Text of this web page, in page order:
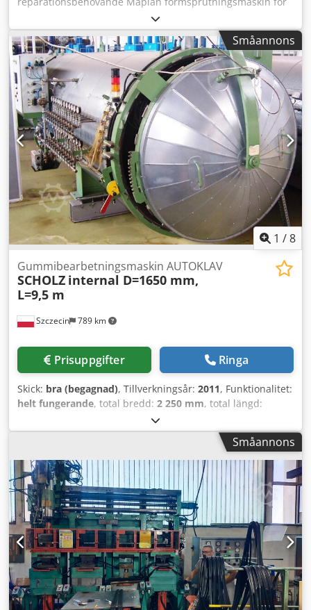
elastomerer finns tillgänglig. Konstruktionstyp: hydraulisk
vertikalpress, hydrauloljetyp: ISO VH 46 HLP,
hydrauloljevolym: ca 600l, max hydraultryck: 250bar,
värmepatron-diameter: 25mm, isolerplattans tjocklek:
14mm, max arbetstemperatur: 250°C, L/D-förhållande:
12:1, max bakktryck: 400bar, max slaglängd: 260mm,
vakuumpumpens kapacitet: 63m³/h, vikt: ca 17 500kg,
styrsystem: B&R PLC. Temperaturregleringsenheterna och
den hydrauliska låsningen är ur funktion. Dokumentation
finns. Visning på plats är möjlig. Djdpfozcfi Iox Abvokr
Småannons
1 /8
Szczecin 789 km
Gummibearbetningsmaskin AUTOKLAV
SCHOLZ internal D=1650 mm,
L=9,5 m
Prisuppgifter Ringa
Skick: bra (begagnad), Tillverkningsår: 2011, Funktionalitet:
helt fungerande, total bredd: 2 250 mm, total längd:
2 550 mm
regummering SCHOLZ Tillverkningsår: 2011, i gott skick,
demonterad och lagrad Dodetph H Sopfx Abvskr
Uppvärmningstyp: Ånga (ånggenerator ingår ej) Längd: ca
11 000 mm Bredd: ca 2 250 mm Höjd: ca 2 550 mm
Totalvikt: ca 7 000 kg Invändig diameter: 1 650 mm
Cylindrisk längd: 9 500 mm Användbar längd: 24 däck
Småannons